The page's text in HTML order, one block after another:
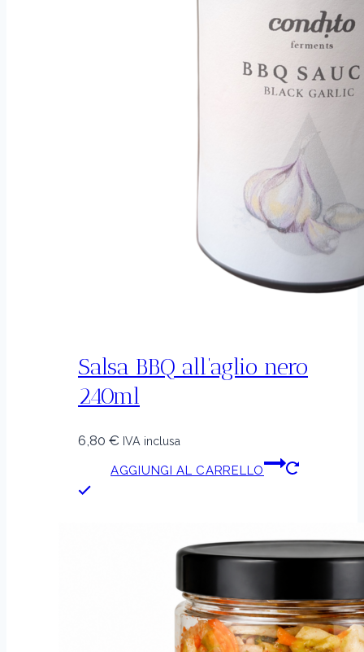
Salsa BBQ all’aglio nero
240ml
6,80 € IVA inclusa
AGGIUNGI AL CARRELLO